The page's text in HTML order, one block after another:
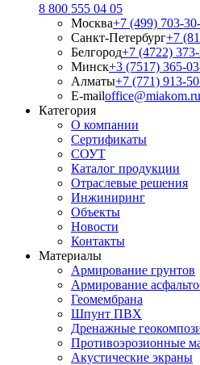
8 800 555 04 05
Москва+7 (499) 703-
Санкт-Петербург+7
Белгород+7 (4722)
Минск+3 (7517) 365-
Алматы+7 (771) 913-
E-mailoffice@miakom.ru
Категория
О компании
Сертификаты
СОУТ
Каталог продукции
Отраслевые решения
Инжиниринг
Объекты
Новости
Контакты
Материалы
Армирование грунтов
Армирование
Геомембрана
Шпунт ПВХ
Дренажные
Противоэрозионные
Акустические экраны